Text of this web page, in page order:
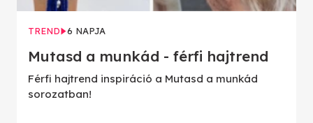
TREND 6 NAPJA
Mutasd a munkád - férfi hajtrend
Férfi hajtrend inspiráció a Mutasd a munkád
sorozatban!